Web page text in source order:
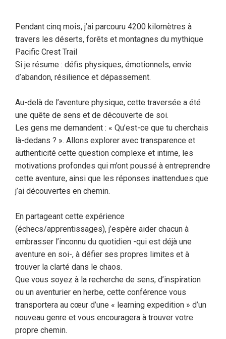
Pendant cinq mois, j’ai parcouru 4200 kilomètres à
travers les déserts, forêts et montagnes du mythique
Pacific Crest Trail
Si je résume : défis physiques, émotionnels, envie
d’abandon, résilience et dépassement.
Au-delà de l’aventure physique, cette traversée a été
une quête de sens et de découverte de soi.
Les gens me demandent : « Qu’est-ce que tu cherchais
là-dedans ? ». Allons explorer avec transparence et
authenticité cette question complexe et intime, les
motivations profondes qui m’ont poussé à entreprendre
cette aventure, ainsi que les réponses inattendues que
j’ai découvertes en chemin.
En partageant cette expérience
(échecs/apprentissages), j’espère aider chacun à
embrasser l’inconnu du quotidien -qui est déjà une
aventure en soi-, à défier ses propres limites et à
trouver la clarté dans le chaos.
Que vous soyez à la recherche de sens, d’inspiration
ou un aventurier en herbe, cette conférence vous
transportera au cœur d’une « learning expedition » d’un
nouveau genre et vous encouragera à trouver votre
propre chemin.